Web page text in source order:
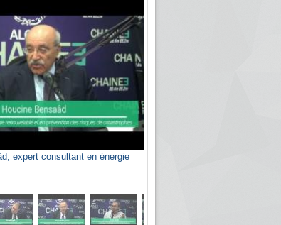
expert consultant en énergie